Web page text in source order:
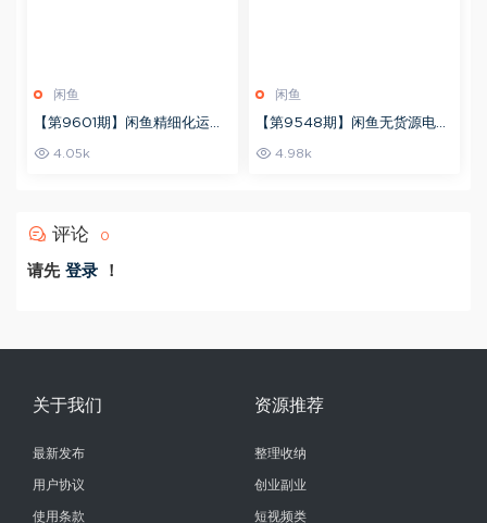
闲鱼
【第9601期】闲鱼精细化运营
入门+高阶实战教学，闲鱼卖货
4.05k
闲鱼
【第9548期】闲鱼无货源电商
玩法，从0一步步带你实操
4.98k
评论 0
请先 登录 ！
关于我们
最新发布
用户协议
使用条款
资源推荐
整理收纳
创业副业
短视频类